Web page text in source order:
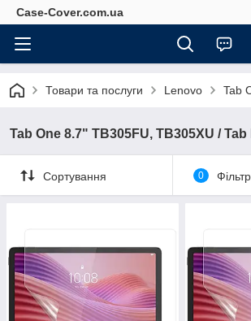
Case-Cover.com.ua
Товари та послуги Lenovo Tab
Tab One 8.7" TB305FU, TB305XU / Tab
Сортування 0